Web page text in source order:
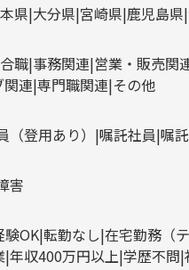
県 大分県 宮崎県 鹿児島県
職 事務関連 営業・販売関
関連 専門職関連 その他
（登用あり） 嘱託社員 嘱
害
験OK 転勤なし 在宅勤務（
年収400万円以上 学歴不問